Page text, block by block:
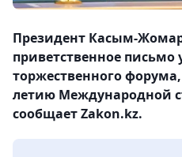
Президент Касым-
приветственное письмо
торжественного
летию Международной
сообщает Zakon.kz.